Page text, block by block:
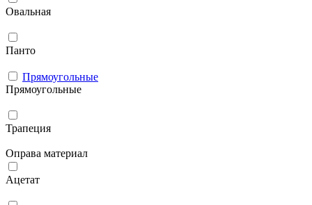
Овальная
Панто
Прямоугольные
Прямоугольные
Трапеция
Оправа материал
Ацетат